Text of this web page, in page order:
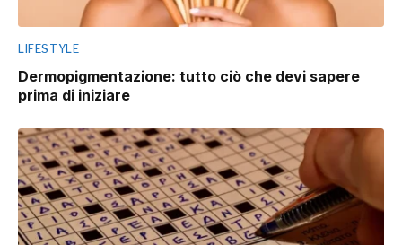
LIFESTYLE
Dermopigmentazione: tutto ciò che devi sapere
prima di iniziare